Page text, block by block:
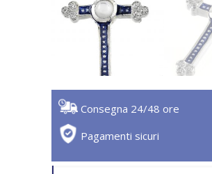
Consegna 24/48 ore
Pagamenti sicuri